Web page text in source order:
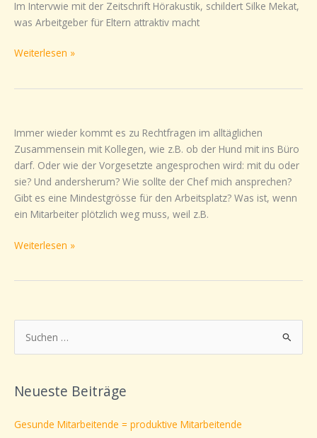
Im Intervwie mit der Zeitschrift Hörakustik, schildert Silke Mekat,
was Arbeitgeber für Eltern attraktiv macht
Interview
mit
Zeitschrift
mit
die
Zukunft
investieren
Weiterlesen »
Immer wieder kommt es zu Rechtfragen im alltäglichen
Zusammensein mit Kollegen, wie z.B. ob der Hund mit ins Büro
darf. Oder wie der Vorgesetzte angesprochen wird: mit du oder
sie? Und andersherum? Wie sollte der Chef mich ansprechen?
Gibt es eine Mindestgrösse für den Arbeitsplatz? Was ist, wenn
ein Mitarbeiter plötzlich weg muss, weil z.B.
Die
wichtigsten
Rechts-
Fragen
für
den
Weiterlesen »
u
h
Neueste Beiträge
Gesunde Mitarbeitende = produktive Mitarbeitende